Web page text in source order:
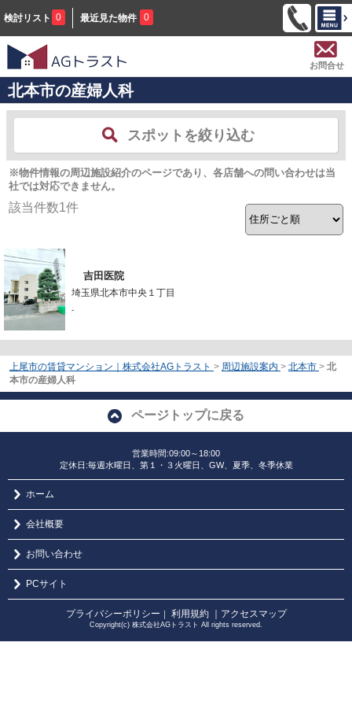
検討リスト 0 最近見た物件 0
お問合せ
北本市の産婦人科
スポットを絞り込む
※物件情報の周辺施設紹介のページであり、各店舗への問い合わせは当
社では対応できません。
該当件数1件
吉田医院
埼玉県北本市中央１丁目
-
上尾市の賃貸マンション｜株式会社AGトラスト > 周辺施設案内 > 北本市 > 北
本市の産婦人科
ページトップに戻る
営業時間:09:00～18:00
定休日:毎週水曜日、第１・３火曜日、GW、夏季、冬季休業
ホーム
会社概要
お問い合わせ
PCサイト
プライバシーポリシー ｜ 利用規約 ｜アクセスマップ
Copyright(c) 株式会社AGトラスト All rights reserved.